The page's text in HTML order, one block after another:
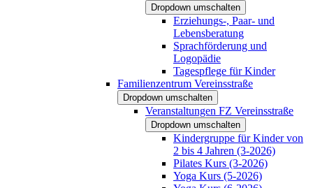
Dropdown umschalten
Erziehungs-, Paar- und
Lebensberatung
Sprachförderung und
Logopädie
Tagespflege für Kinder
Familienzentrum Vereinsstraße
Dropdown umschalten
Veranstaltungen FZ Vereinsstraße
Dropdown umschalten
Kindergruppe für Kinder von
2 bis 4 Jahren (3-2026)
Pilates Kurs (3-2026)
Yoga Kurs (5-2026)